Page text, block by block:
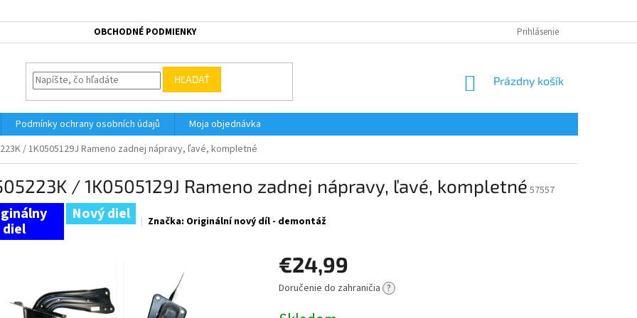
OBCHODNÉ PODMIENKY Prihlásenie
HĽADAŤ
NÁKUPNÝ
Prázdny košík
Podmínky ochrany osobních údajů
Moja objednávka
/ 1K0505129J Rameno zadnej nápravy, ľavé, kompletné
/ 1K0505129J Rameno zadnej nápravy, ľavé, kompletné 57557
Nový diel Značka: Originální nový díl - demontáž
€24,99
Jednotková
Doručenie do zahraničia ?